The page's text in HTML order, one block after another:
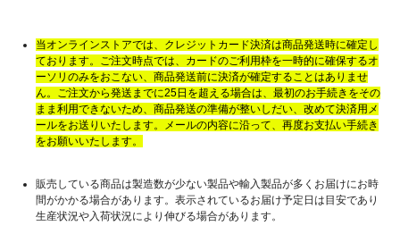
当オンラインストアでは、クレジットカード決済は商品発送時に確定し
ております。ご注文時点では、カードのご利用枠を一時的に確保するオ
ーソリのみをおこない、商品発送前に決済が確定することはありませ
ん。ご注文から発送までに25日を超える場合は、最初のお手続きをその
まま利用できないため、商品発送の準備が整いしだい、改めて決済用メ
ールをお送りいたします。メールの内容に沿って、再度お支払い手続き
をお願いいたします。
販売している商品は製造数が少ない製品や輸入製品が多くお届けにお時
間がかかる場合があります。表示されているお届け予定日は目安であり
生産状況や入荷状況により伸びる場合があります。